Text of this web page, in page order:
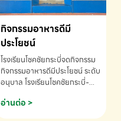
รางวัลรองชนะเลิศอันดับที่ 2
Mental Arithmetic
Competition K2 - ถ้วยรางวัล
รองชนะเลิศอันดับที่ 2 Mental
K2(Grop) โรงเรียนโชคชัยกระบี่-
สอบถามข้อมูลเพิ่มเติม โทร.
075-691910
กิจกรรมอาหารดีมี
ประโยชน์
โรงเรียนโชคชัยกระบี่จดกิจกรรม
กิจกรรมอาหารดีมีประโยชน์ ระดับ
อนุบาล โรงเรียนโชคชัยกระบี่-
075-691910
อ่านต่อ >